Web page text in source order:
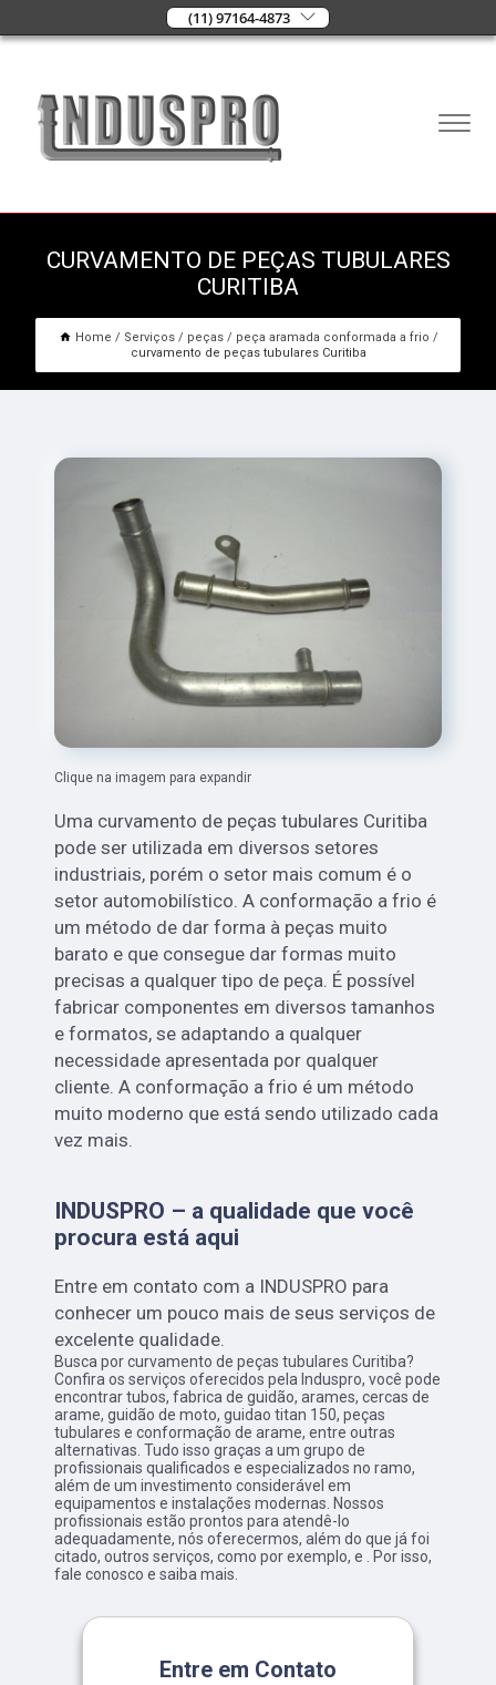
(11) 97164-4873
CURVAMENTO DE PEÇAS TUBULARES
CURITIBA
Home Serviços peças
peça aramada conformada a frio
curvamento de peças tubulares Curitiba
Clique na imagem para expandir
Uma curvamento de peças tubulares Curitiba
pode ser utilizada em diversos setores
industriais, porém o setor mais comum é o
setor automobilístico. A conformação a frio é
um método de dar forma à peças muito
barato e que consegue dar formas muito
precisas a qualquer tipo de peça. É possível
fabricar componentes em diversos tamanhos
e formatos, se adaptando a qualquer
necessidade apresentada por qualquer
cliente. A conformação a frio é um método
muito moderno que está sendo utilizado cada
vez mais.
INDUSPRO – a qualidade que você
procura está aqui
Entre em contato com a INDUSPRO para
conhecer um pouco mais de seus serviços de
excelente qualidade.
Busca por curvamento de peças tubulares Curitiba?
Confira os serviços oferecidos pela Induspro, você pode
encontrar tubos, fabrica de guidão, arames, cercas de
arame, guidão de moto, guidao titan 150, peças
tubulares e conformação de arame, entre outras
alternativas. Tudo isso graças a um grupo de
profissionais qualificados e especializados no ramo,
além de um investimento considerável em
equipamentos e instalações modernas. Nossos
profissionais estão prontos para atendê-lo
adequadamente, nós oferecermos, além do que já foi
citado, outros serviços, como por exemplo, e . Por isso,
fale conosco e saiba mais.
Entre em Contato